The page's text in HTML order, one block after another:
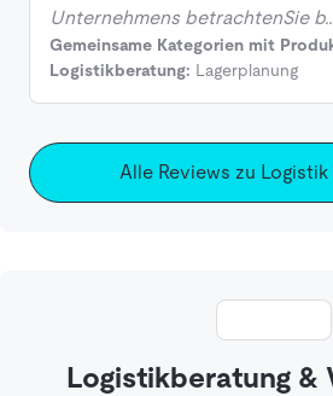
Unternehmens betrachtenSie
Gemeinsame Kategorien mit
Logistikberatung: Lagerplanung
Alle Reviews zu
Logistikberatung &